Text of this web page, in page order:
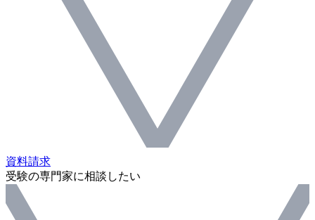
資料請求
受験の専門家に相談したい